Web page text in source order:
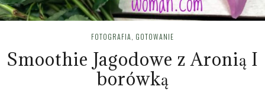
FOTOGRAFIA, GOTOWANIE
Smoothie Jagodowe z Aronią I
borówką